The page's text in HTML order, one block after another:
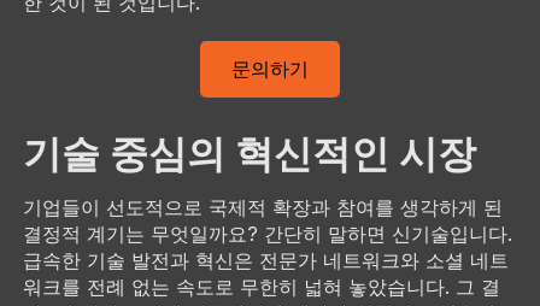
문의하기
기술 중심의 혁신적인 시장
기업들이 선도적으로 국제적 확장과 참여를 생각하게 된
결정적 계기는 무엇일까요? 간단히 말하면 신기술입니다.
급속한 기술 발전과 혁신은 전문가 네트워크와 소셜 네트
워크를 전례 없는 속도로 무한히 넓혀 놓았습니다. 그 결